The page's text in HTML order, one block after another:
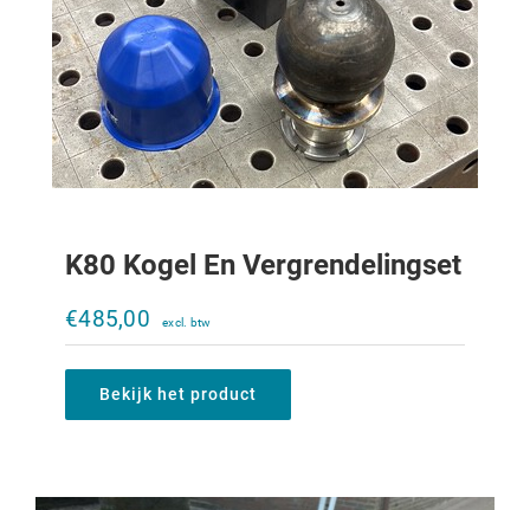
K80 Kogel En Vergrendelingset
€485,00
Bekijk het product
€750,00